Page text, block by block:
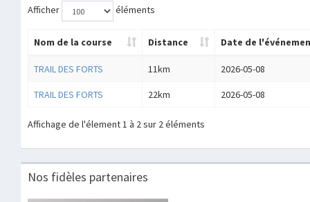
Afficher éléments
Nom de la course Distance Date de
TRAIL DES FORTS 11km 2026-05-08
TRAIL DES FORTS 22km 2026-05-08
Affichage de l'élement 1 à 2 sur 2 éléments
Nos fidèles partenaires